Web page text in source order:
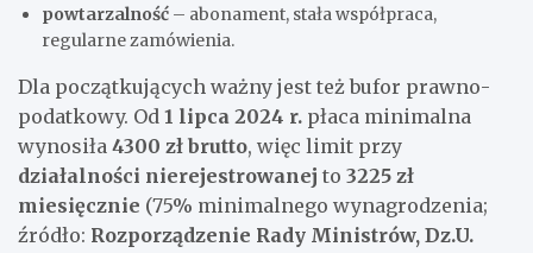
powtarzalność – abonament, stała współpraca,
regularne zamówienia.
Dla początkujących ważny jest też bufor prawno-
podatkowy. Od 1 lipca 2024 r. płaca minimalna
wynosiła 4300 zł brutto, więc limit przy
działalności nierejestrowanej to 3225 zł
miesięcznie (75% minimalnego wynagrodzenia;
źródło: Rozporządzenie Rady Ministrów, Dz.U.